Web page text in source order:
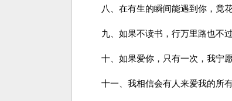
八、在有生的瞬间能遇到你，竟花
九、如果不读书，行万里路也不过
十、如果爱你，只有一次，我宁愿
十一、我相信会有人来爱我的所有